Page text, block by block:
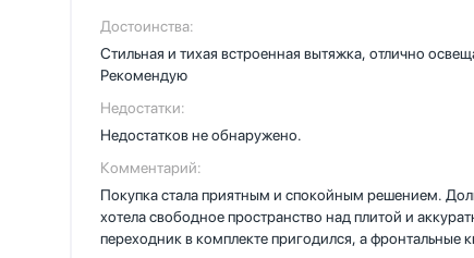
Достоинства:
Стильная и тихая встроенная вытяжка, отлично
Рекомендую
Недостатки:
Недостатков не обнаружено.
Комментарий:
Покупка стала приятным и спокойным решением.
хотела свободное пространство над плитой и
переходник в комплекте пригодился, а фронтальные